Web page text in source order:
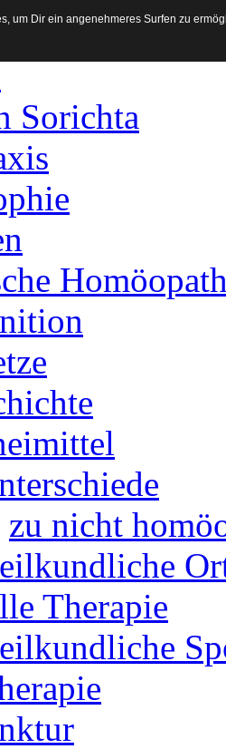
Sorichta
zu nicht
Therapie
um Dir ein angenehmeres Surfen zu